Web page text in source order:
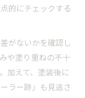
的にチェックする
がないかを確認し
や塗り重ねの不十
加えて、塗装後に
ラー跡」も見逃さ